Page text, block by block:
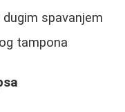
spavanjem
tampona